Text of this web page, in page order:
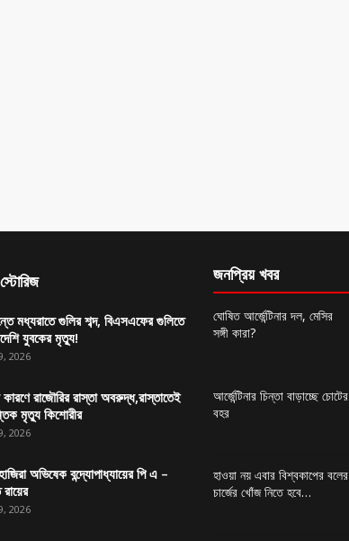
মধ্যরাতে গুলির শব্দ, বিএসএফের গুলিতে
যুবকের মৃত্যু!
2026
রাজৌরির রাস্তা অবরুদ্ধ,রাস্তাতেই
মৃত্যু কিশোরীর
2026
অভিষেক বন্দ্যোপাধ্যায়ের পি এ –
2026
জনপ্রিয় খবর
ঘোষিত আর্জেন্টিনার দল, মেসির
সঙ্গী কারা?
আর্জেন্টিনার চিন্তা বাড়াচ্ছে চোটের
বহর
হাওয়া নয় এবার বিশ্বকাপের বলের
চার্জের খোঁজ নিতে হবে…